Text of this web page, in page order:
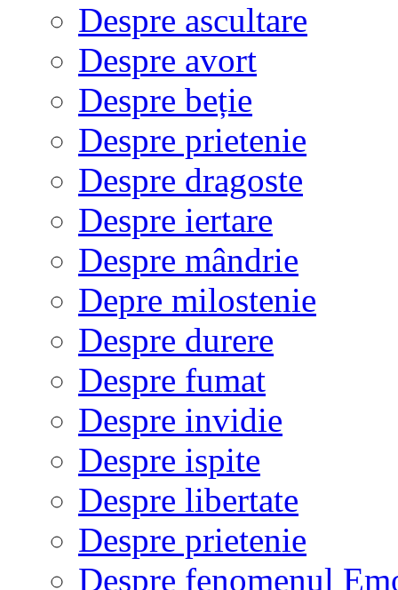
Despre ascultare
Despre avort
Despre beție
Despre prietenie
Despre dragoste
Despre iertare
Despre mândrie
Depre milostenie
Despre durere
Despre fumat
Despre invidie
Despre ispite
Despre libertate
Despre prietenie
Despre fenomenul